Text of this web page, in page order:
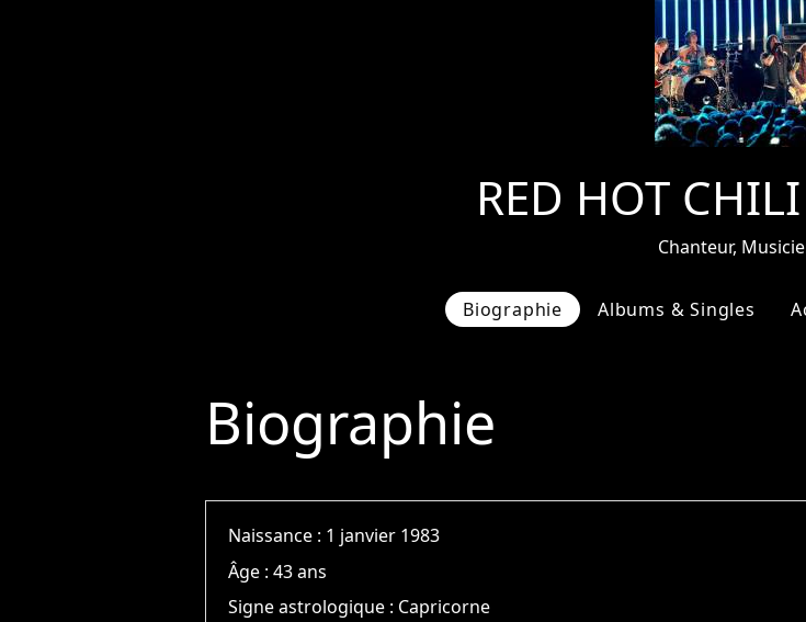
RED HOT CHILI
Chanteur,
Biographie Albums & Singles
Biographie
Naissance : 1 janvier 1983
Âge :43 ans
Signe astrologique : Capricorne